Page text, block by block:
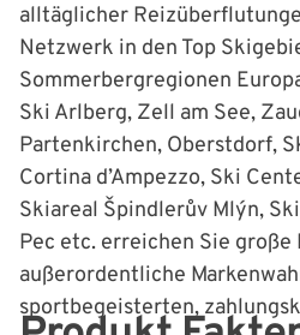
alltäglicher
Netzwerk in den Top
Sommerbergregionen
Ski Arlberg, Zell am See,
Partenkirchen, Oberstdorf,
Cortina d’Ampezzo, Ski
Skiareal Špindlerův Mlýn,
Pec etc. erreichen Sie
außerordentliche
sportbegeisterten,